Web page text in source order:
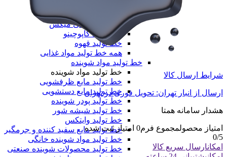
خط تولید نسکافه
خط تولید کافی میکس
خط تولید کاپوچینو
خط تولید قهوه
همه خط تولید مواد غذایی
خط تولید مواد شوینده
خط تولید مواد شوینده
خط تولید مایع ظرفشویی
خط تولید مایع دستشویی
خط تولید پودر شوینده
خط تولید شیشه شور
خط تولید وایتکس
خط تولید مایع سفید کننده و جرمگیر
خط تولید مواد شوینده خانگی
خط تولید محصولات شوینده صنعتی
شرایط ارسال کالا
ارسال از انبار تهران: تحویل فوری در تهران
هشدار سامانه همتا
امتیاز محصولمجموع فرم0 امتیاز ثبت شده
0/5
امکانارسال سریع کالا